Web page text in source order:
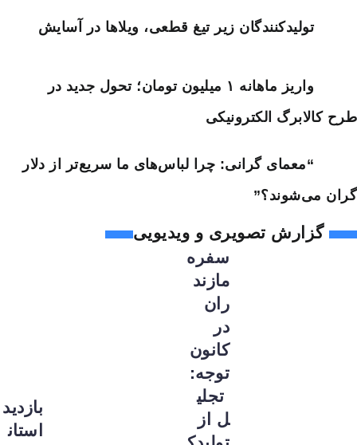
تولیدکنندگان زیر تیغ قطعی، ویلاها در آسایش
واریز ماهانه ۱ میلیون تومان؛ تحول جدید در
طرح کالابرگ الکترونیکی
“معمای گرانی: چرا لباس‌های ما سریع‌تر از دلار
گران می‌شوند؟”
گزارش تصویری و ویدیویی
سفره
مازند
ران
در
کانون
توجه:
تجلی
ل از
بازدید
استان